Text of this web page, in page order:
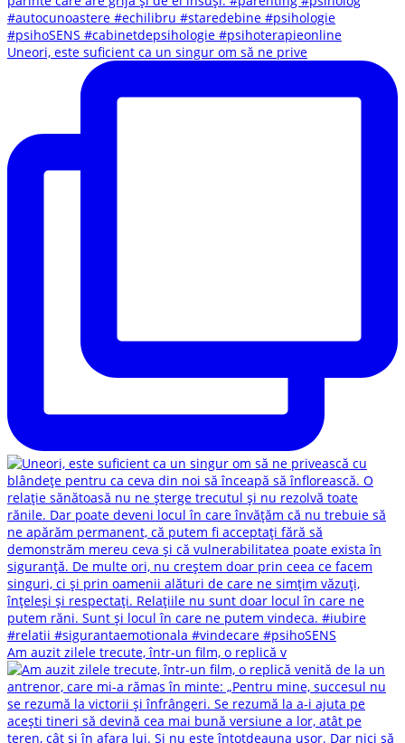
Uneori, este suficient ca un singur om să ne prive
Am auzit zilele trecute, într-un film, o replică v